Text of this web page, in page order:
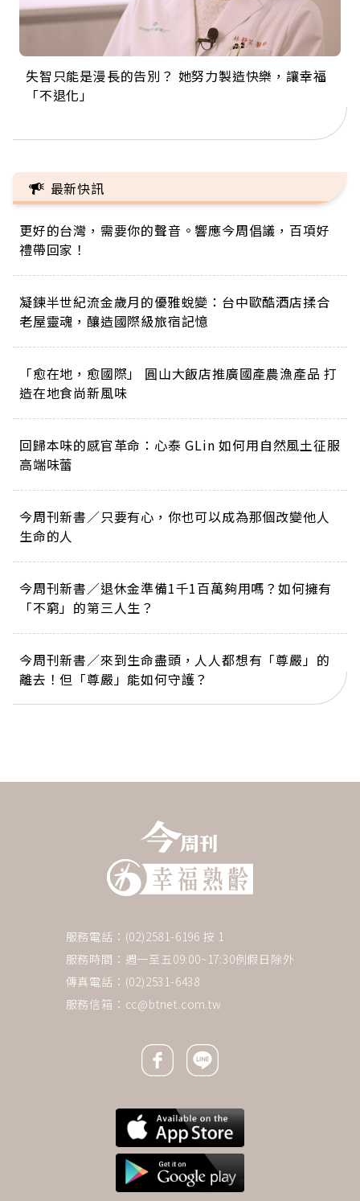
失智只能是漫長的告別？ 她努力製造快樂，讓幸福
「不退化」
來自剛果的巧克力神父 為台灣奉獻36年 「台灣是我
的家，我連作夢都講台語！」
63歲卸矽谷副總、搬回台灣找快樂！「蛋黃哥小
丑」走進安養院，逗樂上萬爺奶：退休後才開始真
104歲打破金氏世界紀錄 成為全球最年長羽球選
手，分享長壽的秘密原來是「這個」
事業巔峰他選擇追夢…黑手阿伯拉小提琴還登上小
巨蛋！連CNN都大讚！
最新快訊
更好的台灣，需要你的聲音。響應今周倡議，百項好
禮帶回家！
凝鍊半世紀流金歲月的優雅蛻變：台中歐酷酒店揉合
老屋靈魂，釀造國際級旅宿記憶
「愈在地，愈國際」 圓山大飯店推廣國產農漁產品 打
造在地食尚新風味
回歸本味的感官革命：心泰 GLin 如何用自然風土征服
高端味蕾
今周刊新書／只要有心，你也可以成為那個改變他人
生命的人
今周刊新書／退休金準備1千1百萬夠用嗎？如何擁有
「不窮」的第三人生？
今周刊新書／來到生命盡頭，人人都想有「尊嚴」的
離去！但「尊嚴」能如何守護？
服務電話：(02)2581-6196 按 1
服務時間：週一至五09:00~17:30例假日除外
傳真電話：(02)2531-6438
服務信箱： cc@btnet.com.tw
Facebook icon
Line icon